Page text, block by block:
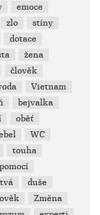
emoce
zlo
stíny
dotace
žena
člověk
Vietnam
bejvalka
oběť
WC
touha
duše
Změna